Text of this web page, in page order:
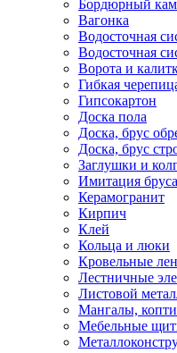
Бордюрный
Вагонка
Водосточная
Водосточная
Ворота и
Гибкая
Гипсокартон
Доска пола
Доска, брус
Доска, брус
Заглушки и
Имитация бруса
Керамогранит
Кирпич
Клей
Кольца и люки
Кровельные
Лестничные
Листовой
Мангалы,
Мебельные